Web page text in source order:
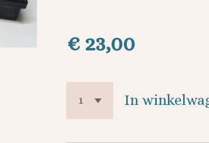
€ 23,00
In